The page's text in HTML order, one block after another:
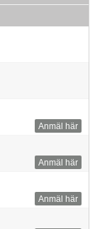
Anmäl här
Anmäl här
Anmäl här